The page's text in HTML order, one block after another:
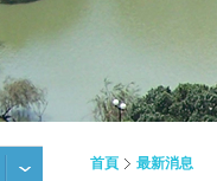
首頁
最新消息